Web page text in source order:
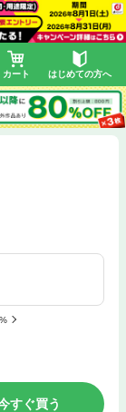
カート はじめての方へ
すぐ買う